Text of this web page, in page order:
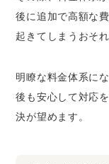
後に追加で高額な
起きてしまうおそ
明瞭な料金体系に
後も安心して対応
決が望めます。